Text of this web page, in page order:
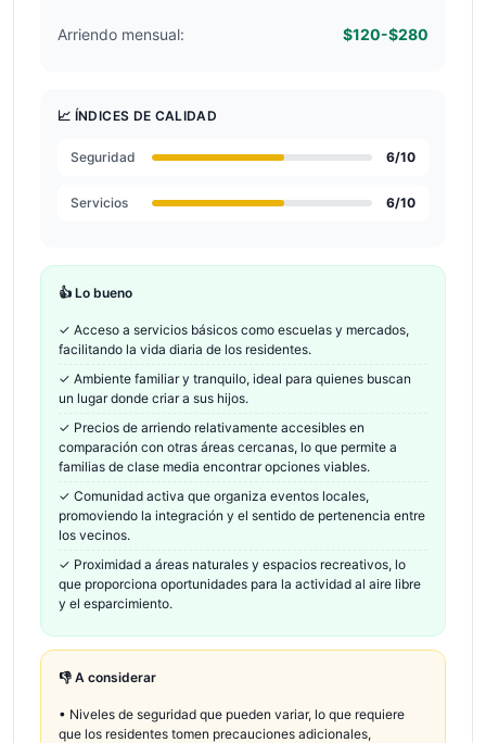
Arriendo mensual: $120-$280
📈 ÍNDICES DE CALIDAD
Seguridad 6/10
Servicios 6/10
👍 Lo bueno
✓ Acceso a servicios básicos como escuelas y mercados,
facilitando la vida diaria de los residentes.
✓ Ambiente familiar y tranquilo, ideal para quienes buscan
un lugar donde criar a sus hijos.
✓ Precios de arriendo relativamente accesibles en
comparación con otras áreas cercanas, lo que permite a
familias de clase media encontrar opciones viables.
✓ Comunidad activa que organiza eventos locales,
promoviendo la integración y el sentido de pertenencia entre
los vecinos.
✓ Proximidad a áreas naturales y espacios recreativos, lo
que proporciona oportunidades para la actividad al aire libre
y el esparcimiento.
👎 A considerar
• Niveles de seguridad que pueden variar, lo que requiere
que los residentes tomen precauciones adicionales,